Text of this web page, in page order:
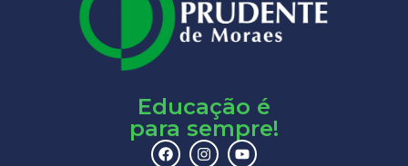
Educação é
para sempre!